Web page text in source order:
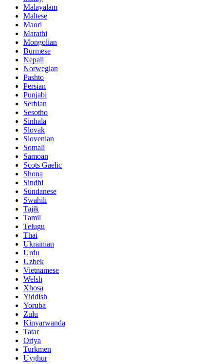
Malayalam
Maltese
Maori
Marathi
Mongolian
Burmese
Nepali
Norwegian
Pashto
Persian
Punjabi
Serbian
Sesotho
Sinhala
Slovak
Slovenian
Somali
Samoan
Scots Gaelic
Shona
Sindhi
Sundanese
Swahili
Tajik
Tamil
Telugu
Thai
Ukrainian
Urdu
Uzbek
Vietnamese
Welsh
Xhosa
Yiddish
Yoruba
Zulu
Kinyarwanda
Tatar
Oriya
Turkmen
Uyghur